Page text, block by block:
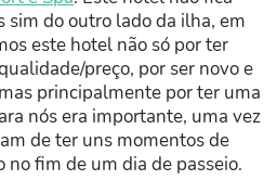
sim do outro lado da ilha, em
este hotel não só por ter
preço, por ser novo e
principalmente por ter uma
nós era importante, uma vez
de ter uns momentos de
no fim de um dia de passeio.